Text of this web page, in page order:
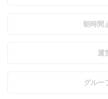
朝時間
運
グルー